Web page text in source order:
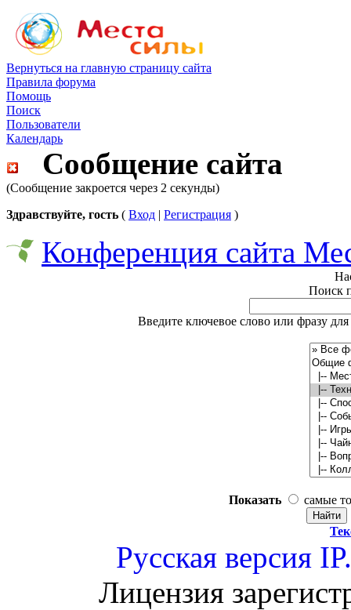
Вернуться на главную страницу сайта
Правила форума
Помощь
Поиск
Пользователи
Календарь
Сообщение сайта
(Сообщение закроется через 2 секунды)
Здравствуйте, гость ( Вход | Регистрация )
Конференция сайта
Поиск
Введите ключевое слово или фразу
Показать самые
Русская версия
Лицензия